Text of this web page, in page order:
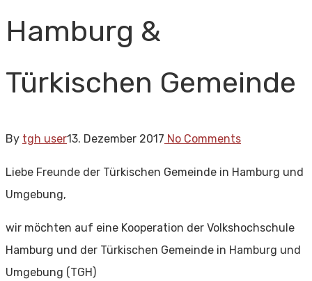
Hamburg &
Türkischen Gemeinde
By tgh user13. Dezember 2017 No Comments
Liebe Freunde der Türkischen Gemeinde in Hamburg und
Umgebung,
wir möchten auf eine Kooperation der Volkshochschule
Hamburg und der Türkischen Gemeinde in Hamburg und
Umgebung (TGH)